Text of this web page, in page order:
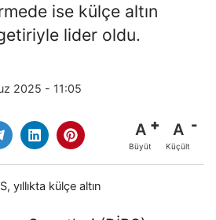
ise külçe altın
lider oldu.
2025 - 11:05
A
Büyüt
A
Küçült